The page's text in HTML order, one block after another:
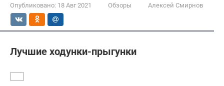
Опубликовано: 18 Авг 2021 Обзоры Алексей Смирнов
Лучшие ходунки-прыгунки